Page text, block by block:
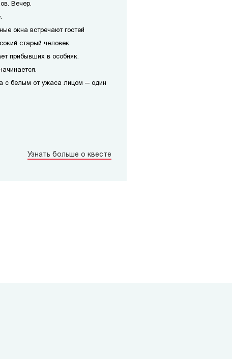
Вечер.
окна встречают гостей
старый человек
прибывших в особняк.
с белым от ужаса лицом — один
Узнать больше о квесте